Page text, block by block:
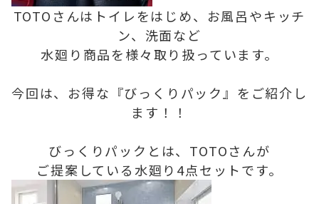
TOTOさんはトイレをはじめ、お風呂やキッチ
ン、洗面など
水廻り商品を様々取り扱っています。
今回は、お得な『びっくりパック』をご紹介し
ます！！
びっくりパックとは、TOTOさんが
ご提案している水廻り4点セットです。